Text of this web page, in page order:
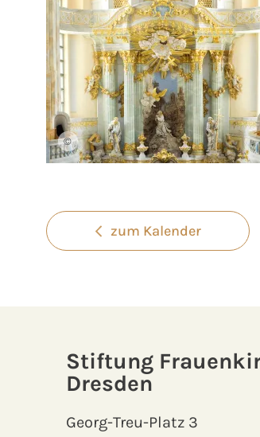
©
zum Kalender
Stiftung
Dresden
Georg-Treu-Platz 3